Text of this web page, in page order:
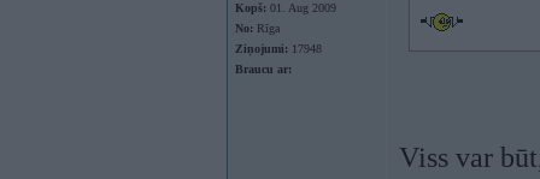
Kopš: 01. Aug 2009
No: Rīga
Ziņojumi: 17948
Braucu ar:
Viss var